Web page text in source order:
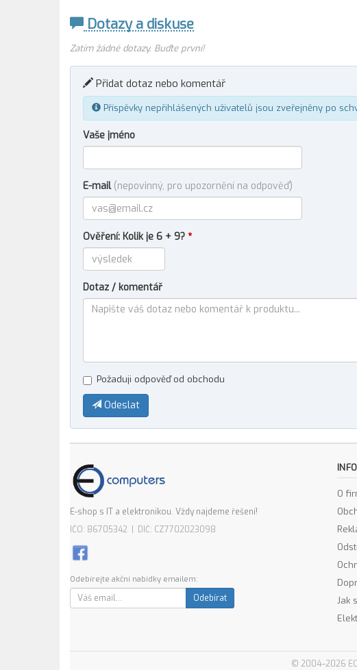
Dotazy a diskuse
Zatím žádné dotazy. Buďte první!
Přidat dotaz nebo komentář
Příspěvky nepřihlášených uživatelů jsou zveřejněny po
Vaše jméno
E-mail (nepovinný, pro upozornění na odpověď)
Ověření: Kolik je 6 + 9? *
Dotaz / komentář
Požaduji odpověď od obchodu
Odeslat
E-shop s IT a elektronikou. Vždy najdeme řešení!
IČO: 86705342 | DIČ: CZ7702023098
Odebírejte akční nabídky emailem:
Odebírat
O
Jak
© 2004–2026